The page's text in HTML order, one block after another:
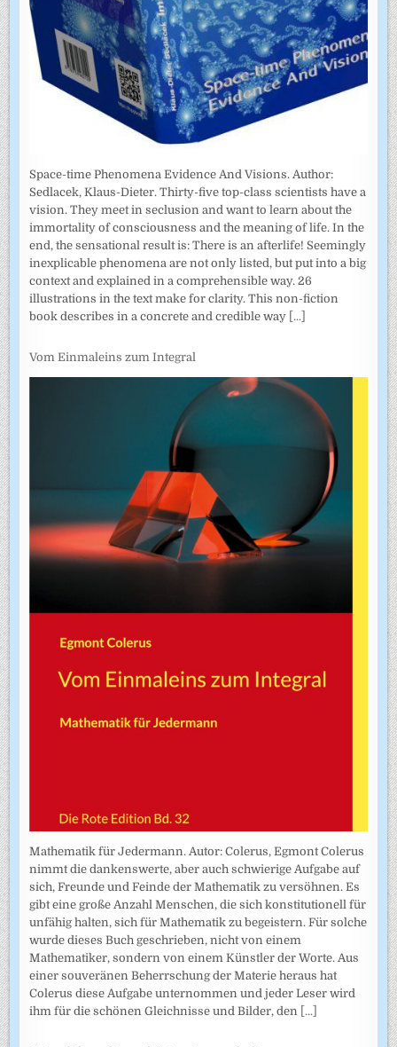
Space-time Phenomena Evidence And Visions. Author:
Sedlacek, Klaus-Dieter. Thirty-five top-class scientists have a
vision. They meet in seclusion and want to learn about the
immortality of consciousness and the meaning of life. In the
end, the sensational result is: There is an afterlife! Seemingly
inexplicable phenomena are not only listed, but put into a big
context and explained in a comprehensible way. 26
illustrations in the text make for clarity. This non-fiction
book describes in a concrete and credible way [...]
Vom Einmaleins zum Integral
Mathematik für Jedermann. Autor: Colerus, Egmont Colerus
nimmt die dankenswerte, aber auch schwierige Aufgabe auf
sich, Freunde und Feinde der Mathematik zu versöhnen. Es
gibt eine große Anzahl Menschen, die sich konstitutionell für
unfähig halten, sich für Mathematik zu begeistern. Für solche
wurde dieses Buch geschrieben, nicht von einem
Mathematiker, sondern von einem Künstler der Worte. Aus
einer souveränen Beherrschung der Materie heraus hat
Colerus diese Aufgabe unternommen und jeder Leser wird
ihm für die schönen Gleichnisse und Bilder, den [...]